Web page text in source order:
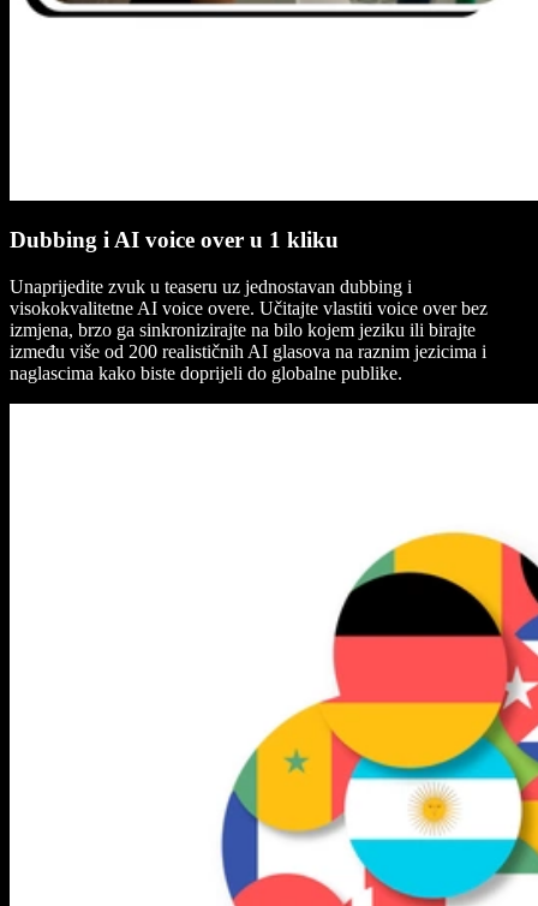
Dubbing i AI voice over u 1 kliku
Unaprijedite zvuk u teaseru uz jednostavan dubbing i
visokokvalitetne AI voice overe. Učitajte vlastiti voice over bez
izmjena, brzo ga sinkronizirajte na bilo kojem jeziku ili birajte
između više od 200 realističnih AI glasova na raznim jezicima i
naglascima kako biste doprijeli do globalne publike.